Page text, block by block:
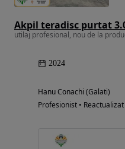
Akpil teradisc purtat
utilaj profesional, nou de la
2024
Hanu Conachi (Galati)
Profesionist • Reactualizat